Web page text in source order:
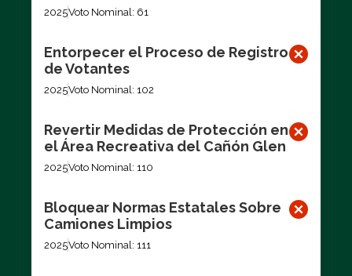
2025Voto Nominal: 61
Entorpecer el Proceso de Registro
de Votantes
2025Voto Nominal: 102
Revertir Medidas de Protección en
el Área Recreativa del Cañón Glen
2025Voto Nominal: 110
Bloquear Normas Estatales Sobre
Camiones Limpios
2025Voto Nominal: 111